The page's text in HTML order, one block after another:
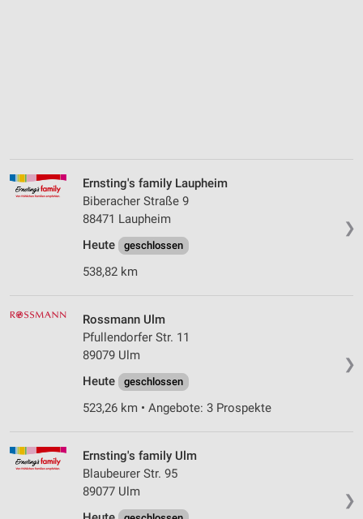
❯
Ernsting's family Laupheim
Biberacher Straße 9
88471 Laupheim
Heute
geschlossen
538,82 km
❯
Rossmann Ulm
Pfullendorfer Str. 11
89079 Ulm
Heute
geschlossen
523,26 km • Angebote: 3 Prospekte
❯
Ernsting's family Ulm
Blaubeurer Str. 95
89077 Ulm